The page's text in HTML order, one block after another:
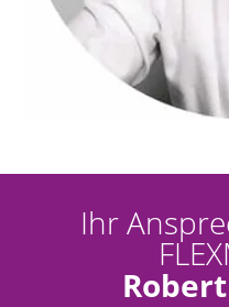
Ihr